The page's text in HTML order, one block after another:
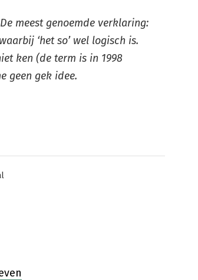
meest genoemde verklaring:
‘het so’ wel logisch is.
ken (de term is in 1998
geen gek idee.